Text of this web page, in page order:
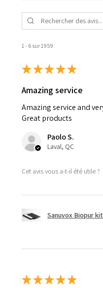
1 - 6 sur 1 959
★★★★★
Amazing service
Amazing service and
Great products
Paolo S.
Laval, QC
Cet avis vous a-t-il été utile ?
Sanuvox Biopur
★★★★★